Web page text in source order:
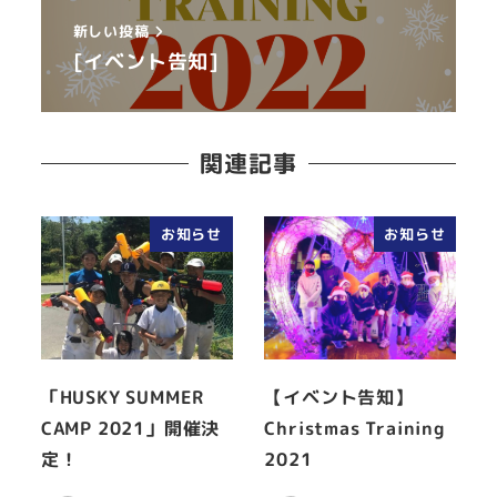
新しい投稿
[イベント告知]
関連記事
お知らせ
「HUSKY SUMMER
CAMP 2021」開催決
定！
お知らせ
【イベント告知】
Christmas Training
2021